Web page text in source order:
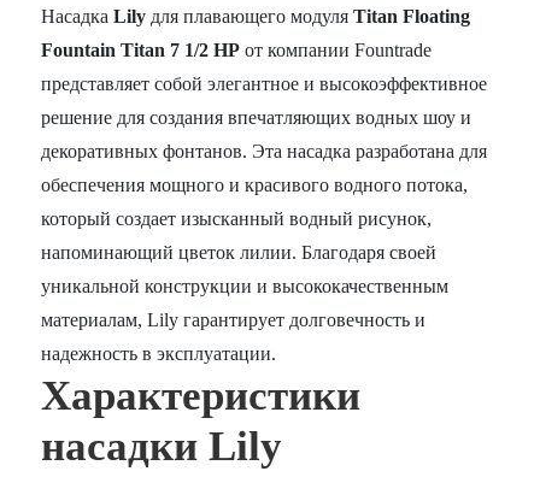
НасадкаLily для плавающего модуляTitan Floating
Fountain Titan 7 1/2 HP от компании Fountrade
представляет собой элегантное и высокоэффективное
решение для создания впечатляющих водных шоу и
декоративных фонтанов. Эта насадка разработана для
обеспечения мощного и красивого водного потока,
который создает изысканный водный рисунок,
напоминающий цветок лилии. Благодаря своей
уникальной конструкции и высококачественным
материалам, Lily гарантирует долговечность и
надежность в эксплуатации.
Характеристики
насадки Lily